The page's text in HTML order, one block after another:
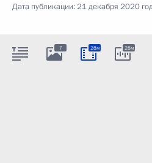
Дата публикации:21 декабря 2020
7 28м 28м